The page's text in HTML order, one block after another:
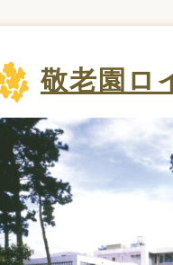
敬老園ロ